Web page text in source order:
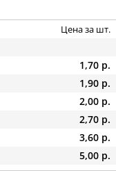
Цена за шт.
1,70 р.
1,90 р.
2,00 р.
2,70 р.
3,60 р.
5,00 р.